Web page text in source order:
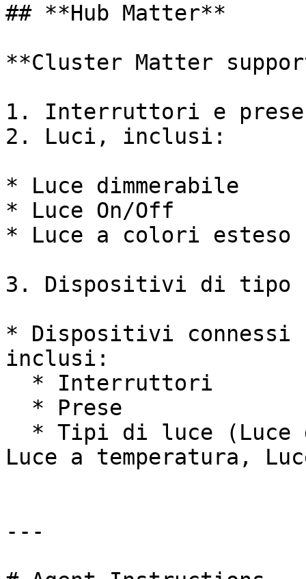
## **Hub Matter**
**Cluster Matter
1. Interruttori e prese
2. Luci, inclusi:
* Luce dimmerabile
* Luce On/Off
* Luce a colori esteso
3. Dispositivi di tipo
* Dispositivi connessi
inclusi:
Luce a temperatura,
---